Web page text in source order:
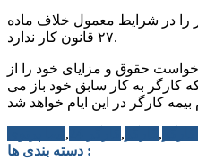
حق اخراج کارگر را در شرایط معمول خلاف ماده
۲۷ قانون کار ندارد.
حقوق و مزایای خود را از
کارگر به کار سابق خود باز می
,
,
,
دسته بندی ها :